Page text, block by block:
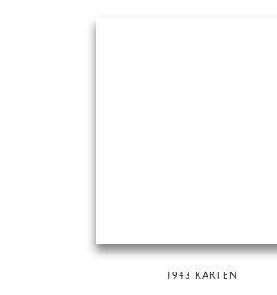
1943 KARTEN